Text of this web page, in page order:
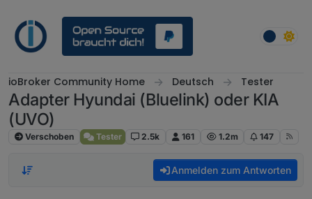
ioBroker Community Home Deutsch Tester
Adapter Hyundai (Bluelink) oder KIA
(UVO)
Verschoben Tester 2.5k 161 1.2m 147
Anmelden zum Antworten